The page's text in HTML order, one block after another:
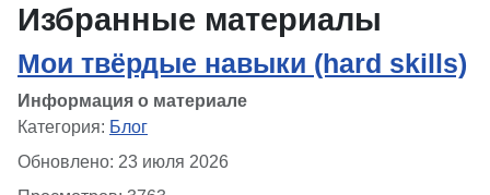
Избранные материалы
Мои твёрдые навыки (hard skills)
Информация о материале
Категория: Блог
Обновлено: 23 июля 2026